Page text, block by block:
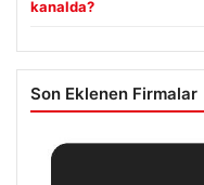
kanalda?
Son Eklenen Firmalar